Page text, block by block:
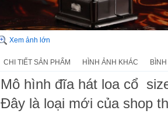
Xem ảnh lớn
CHI TIẾT SẢN PHẨM HÌNH ẢNH KHÁC
Mô hình đĩa hát loa cổ
Đây là loại mới của shop